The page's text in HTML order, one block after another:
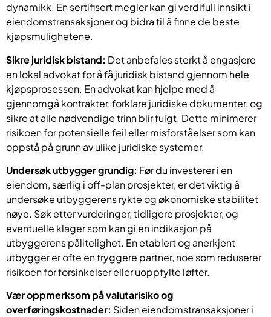
dynamikk. En sertifisert megler kan gi verdifull innsikt i
eiendomstransaksjoner og bidra til å finne de beste
kjøpsmulighetene.
Sikre juridisk bistand: Det anbefales sterkt å engasjere
en lokal advokat for å få juridisk bistand gjennom hele
kjøpsprosessen. En advokat kan hjelpe med å
gjennomgå kontrakter, forklare juridiske dokumenter, og
sikre at alle nødvendige trinn blir fulgt. Dette minimerer
risikoen for potensielle feil eller misforståelser som kan
oppstå på grunn av ulike juridiske systemer.
Undersøk utbygger grundig: Før du investerer i en
eiendom, særlig i off-plan prosjekter, er det viktig å
undersøke utbyggerens rykte og økonomiske stabilitet
nøye. Søk etter vurderinger, tidligere prosjekter, og
eventuelle klager som kan gi en indikasjon på
utbyggerens pålitelighet. En etablert og anerkjent
utbygger er ofte en tryggere partner, noe som reduserer
risikoen for forsinkelser eller uoppfylte løfter.
Vær oppmerksom på valutarisiko og
overføringskostnader: Siden eiendomstransaksjoner i